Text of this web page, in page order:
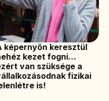
képernyőn keresztül
kezet fogni…
van szüksége a
fizikai
is!